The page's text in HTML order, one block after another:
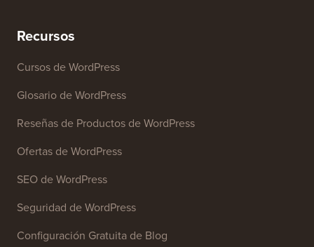
Recursos
Cursos de WordPress
Glosario de WordPress
Reseñas de Productos de WordPress
Ofertas de WordPress
SEO de WordPress
Seguridad de WordPress
Configuración Gratuita de Blog